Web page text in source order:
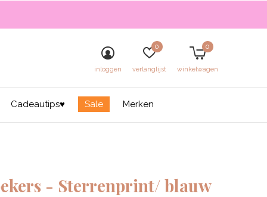
Cadeautips♥ Sale Merken
inloggen verlanglijst
0
winkelwagen
0
- Sterrenprint/ blauw